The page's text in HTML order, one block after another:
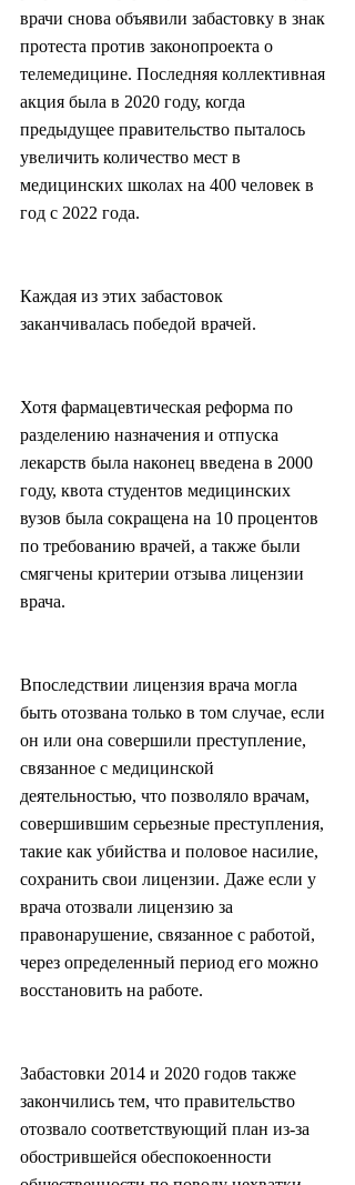
врачи снова объявили забастовку в знак
протеста против законопроекта о
телемедицине. Последняя коллективная
акция была в 2020 году, когда
предыдущее правительство пыталось
увеличить количество мест в
медицинских школах на 400 человек в
год с 2022 года.
Каждая из этих забастовок
заканчивалась победой врачей.
Хотя фармацевтическая реформа по
разделению назначения и отпуска
лекарств была наконец введена в 2000
году, квота студентов медицинских
вузов была сокращена на 10 процентов
по требованию врачей, а также были
смягчены критерии отзыва лицензии
врача.
Впоследствии лицензия врача могла
быть отозвана только в том случае, если
он или она совершили преступление,
связанное с медицинской
деятельностью, что позволяло врачам,
совершившим серьезные преступления,
такие как убийства и половое насилие,
сохранить свои лицензии. Даже если у
врача отозвали лицензию за
правонарушение, связанное с работой,
через определенный период его можно
восстановить на работе.
Забастовки 2014 и 2020 годов также
закончились тем, что правительство
отозвало соответствующий план из-за
обострившейся обеспокоенности